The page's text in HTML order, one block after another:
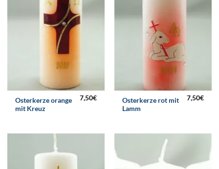
Osterkerze orange
mit Kreuz
7,50€
Osterkerze rot mit
Lamm
7,50€